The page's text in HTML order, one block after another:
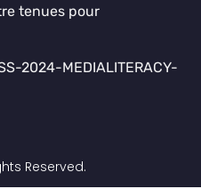
tenues pour
2024-MEDIALITERACY-
Reserved.